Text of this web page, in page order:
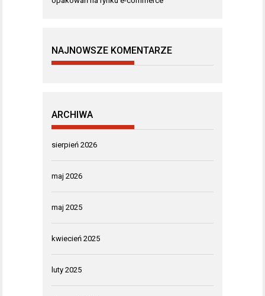
NAJNOWSZE KOMENTARZE
ARCHIWA
sierpień 2026
maj 2026
maj 2025
kwiecień 2025
luty 2025